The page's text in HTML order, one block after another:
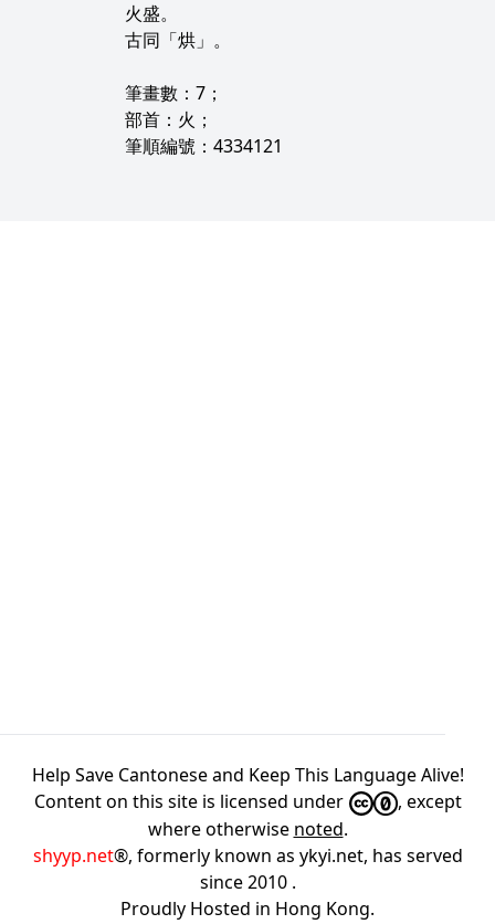
火盛。
古同「烘」。
筆畫數：7；
部首：火；
筆順編號：4334121
Help Save Cantonese and Keep This Language Alive!
Content on this site is licensed under
, except
where otherwise noted.
shyyp.net®, formerly known as ykyi.net, has served
since 2010 .
Proudly Hosted in Hong Kong.